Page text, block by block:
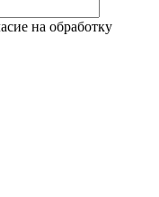
на обработку